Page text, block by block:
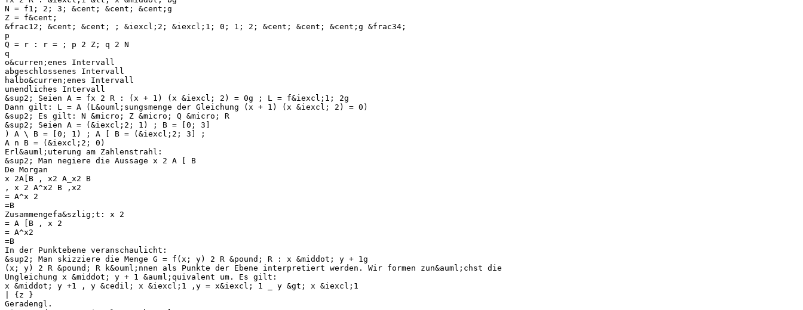
N = f1; 2; 3; &cent; &cent; &cent;g
Z = f&cent;
&frac12; &cent; &cent; ; &iexcl;2; &iexcl;1; 0; 1; 2; &cent; &cent; &cent;g &frac34;
p
Q = r : r = ; p 2 Z; q 2 N
q
o&curren;enes Intervall
abgeschlossenes Intervall
halbo&curren;enes Intervall
unendliches Intervall
&sup2; Seien A = fx 2 R : (x + 1) (x &iexcl; 2) = 0g ; L = f&iexcl;1; 2g
Dann gilt: L = A (L&ouml;sungsmenge der Gleichung (x + 1) (x &iexcl; 2) = 0)
&sup2; Es gilt: N &micro; Z &micro; Q &micro; R
&sup2; Seien A = (&iexcl;2; 1) ; B = [0; 3]
) A \ B = [0; 1) ; A [ B = (&iexcl;2; 3] ;
A n B = (&iexcl;2; 0)
Erl&auml;uterung am Zahlenstrahl:
&sup2; Man negiere die Aussage x 2 A [ B
De Morgan
x 2A[B , x2 A_x2 B
, x 2 A^x2 B ,x2
= A^x 2
=B
Zusammengefa&szlig;t: x 2
= A [B , x 2
= A^x2
=B
In der Punktebene veranschaulicht:
&sup2; Man skizziere die Menge G = f(x; y) 2 R &pound; R : x &middot; y + 1g
(x; y) 2 R &pound; R k&ouml;nnen als Punkte der Ebene interpretiert werden. Wir formen zun&auml;chst die
Ungleichung x &middot; y + 1 &auml;quivalent um. Es gilt:
x &middot; y +1 , y &cedil; x &iexcl;1 ,y = x&iexcl; 1 _ y &gt; x &iexcl;1
| {z }
Geradengl.